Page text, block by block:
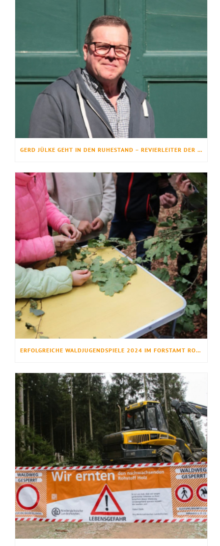
GERD JÜLKE GEHT IN DEN RUHESTAND – REVIERLEITER DER FÖRSTEREI AHLDEN NACH FAST 25 JAHREN VERABSCHIEDET
ERFOLGREICHE WALDJUGENDSPIELE 2024 IM FORSTAMT ROTENBURG